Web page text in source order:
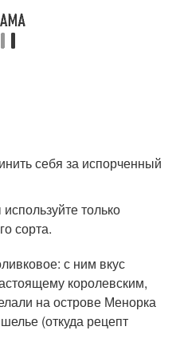
себя за испорченный
только
сорта.
с ним вкус
королевским,
на острове Менорка
(откуда рецепт